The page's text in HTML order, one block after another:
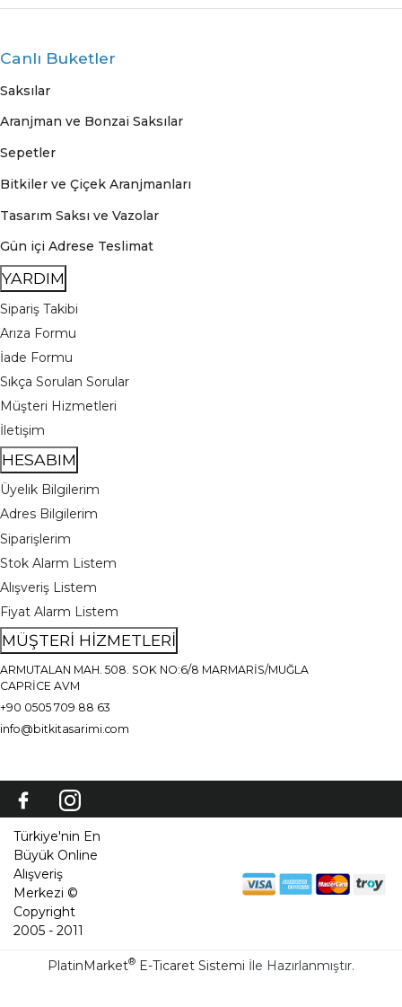
Canlı Buketler
Saksılar
Aranjman ve Bonzai Saksılar
Sepetler
Bitkiler ve Çiçek Aranjmanları
Tasarım Saksı ve Vazolar
Gün içi Adrese Teslimat
YARDIM
Sipariş Takibi
Arıza Formu
İade Formu
Sıkça Sorulan Sorular
Müşteri Hizmetleri
İletişim
HESABIM
Üyelik Bilgilerim
Adres Bilgilerim
Siparişlerim
Stok Alarm Listem
Alışveriş Listem
Fiyat Alarm Listem
MÜŞTERİ HİZMETLERİ
ARMUTALAN MAH. 508. SOK NO:6/8 MARMARİS/MUĞLA
CAPRİCE AVM
+90 0505 709 88 63
info@bitkitasarimi.com
Türkiye'nin En
Büyük Online
Alışveriş
Merkezi ©
Copyright
2005 - 2011
PlatinMarket® E-Ticaret Sistemi İle Hazırlanmıştır.